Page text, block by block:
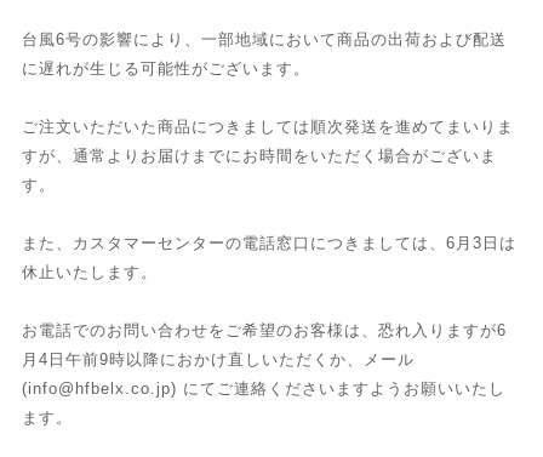
台風6号の影響により、一部地域において商品の出荷および配送
に遅れが生じる可能性がございます。
ご注文いただいた商品につきましては順次発送を進めてまいりま
すが、通常よりお届けまでにお時間をいただく場合がございま
す。
また、カスタマーセンターの電話窓口につきましては、6月3日は
休止いたします。
お電話でのお問い合わせをご希望のお客様は、恐れ入りますが6
月4日午前9時以降におかけ直しいただくか、メール
(info@hfbelx.co.jp) にてご連絡くださいますようお願いいたし
ます。